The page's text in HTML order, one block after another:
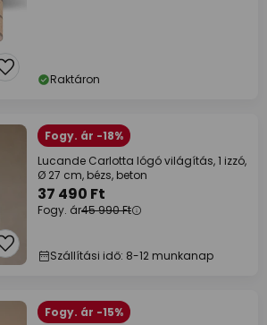
Raktáron
Fogy. ár -18%
Lucande Carlotta lógó világítás, 1 izzó,
Ø 27 cm, bézs, beton
37 490 Ft
Fogy. ár45 990 Ft
Szállítási idő: 8-12 munkanap
Fogy. ár -15%